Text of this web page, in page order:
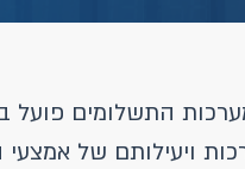
התשלומים פועל
ויעילותם של